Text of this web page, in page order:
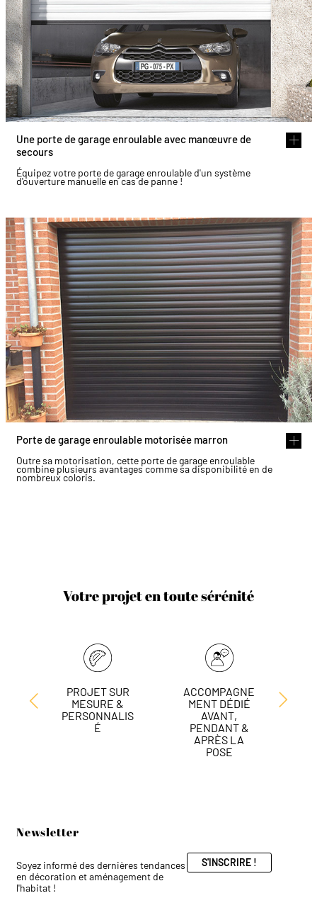
Une porte de garage enroulable avec manœuvre de
secours
Équipez votre porte de garage enroulable d'un système
d'ouverture manuelle en cas de panne !
Porte de garage enroulable motorisée marron
Outre sa motorisation, cette porte de garage enroulable
combine plusieurs avantages comme sa disponibilité en de
nombreux coloris.
Votre projet en toute sérénité
PROJET SUR
MESURE &
PERSONNALIS
É
ACCOMPAGNE
MENT DÉDIÉ
AVANT,
PENDANT &
APRÈS LA
POSE
Newsletter
Soyez informé des dernières tendances
en décoration et aménagement de
l'habitat !
S'INSCRIRE !